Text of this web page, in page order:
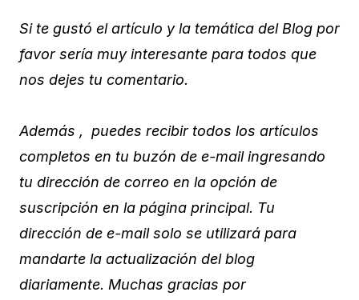
Si te gustó el artículo y la temática del Blog por
favor sería muy interesante para todos que
nos dejes tu comentario.
Además , puedes recibir todos los artículos
completos en tu buzón de e-mail ingresando
tu dirección de correo en la opción de
suscripción en la página principal. Tu
dirección de e-mail solo se utilizará para
mandarte la actualización del blog
diariamente. Muchas gracias por